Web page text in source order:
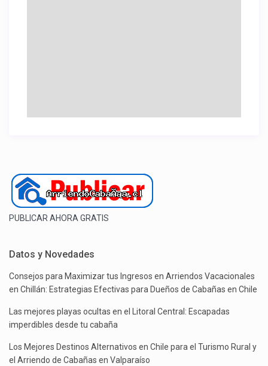
PUBLICAR AHORA GRATIS
Datos y Novedades
Consejos para Maximizar tus Ingresos en Arriendos Vacacionales
en Chillán: Estrategias Efectivas para Dueños de Cabañas en Chile
Las mejores playas ocultas en el Litoral Central: Escapadas
imperdibles desde tu cabaña
Los Mejores Destinos Alternativos en Chile para el Turismo Rural y
el Arriendo de Cabañas en Valparaíso